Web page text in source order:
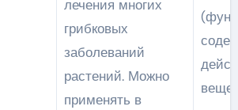
лечения многих
грибковых
заболеваний
растений. Можно
применять в